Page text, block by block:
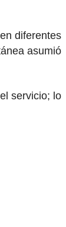
diferentes
asumió
servicio; lo